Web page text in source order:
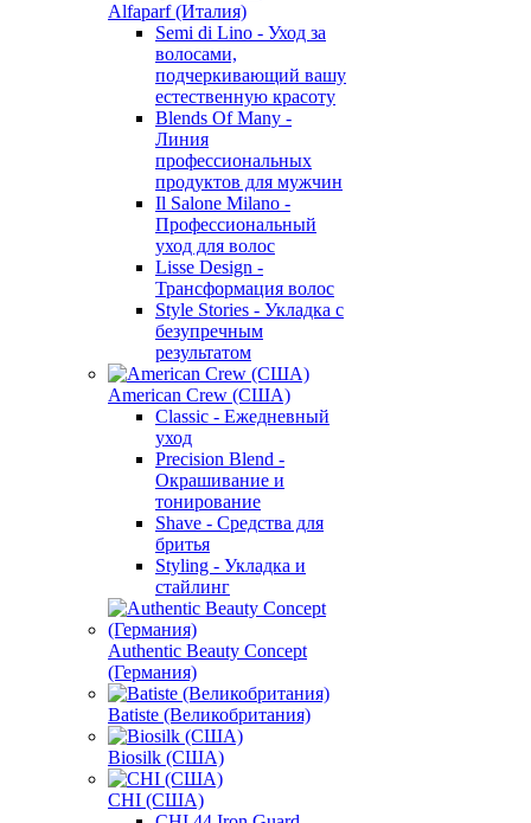
Alfaparf (Италия)
Semi di Lino - Уход за
волосами,
подчеркивающий вашу
естественную красоту
Blends Of Many -
Линия
профессиональных
продуктов для мужчин
Il Salone Milano -
Профессиональный
уход для волос
Lisse Design -
Трансформация волос
Style Stories - Укладка с
безупречным
результатом
American Crew (США)
Classic - Ежедневный
уход
Precision Blend -
Окрашивание и
тонирование
Shave - Средства для
бритья
Styling - Укладка и
стайлинг
Authentic Beauty Concept
(Германия)
Batiste (Великобритания)
Biosilk (США)
CHI (США)